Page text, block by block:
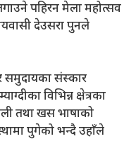
पहिरन मेला महोत्सव
देउसरा पुनले
समुदायका संस्कार
विभिन्न क्षेत्रका
तथा खस भाषाको
पुगेको भन्दै उहाँले